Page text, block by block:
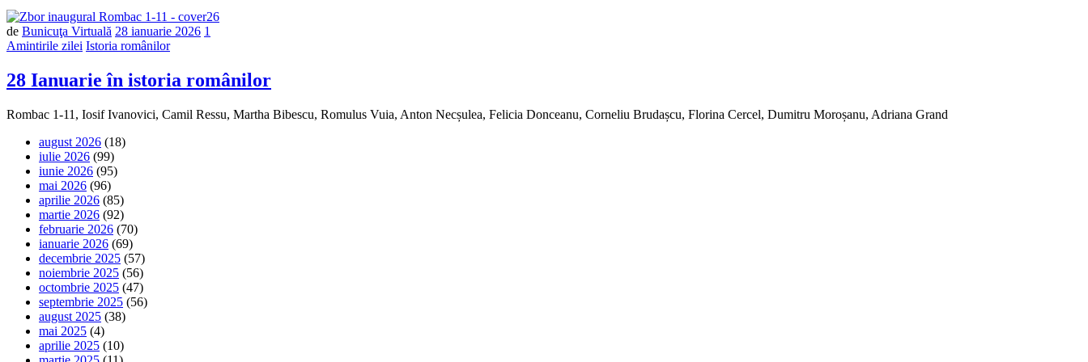
de Bunicuţa Virtuală 28 ianuarie 2026 1
Amintirile zilei Istoria românilor
28 Ianuarie în istoria românilor
Rombac 1-11, Iosif Ivanovici, Camil Ressu, Martha Bibescu, Romulus Vuia, Anton Necșulea, Felicia Donceanu, Corneliu Brudașcu, Florina Cercel, Dumitru Moroșanu, Adriana Grand
august 2026 (18)
iulie 2026 (99)
iunie 2026 (95)
mai 2026 (96)
aprilie 2026 (85)
martie 2026 (92)
februarie 2026 (70)
ianuarie 2026 (69)
decembrie 2025 (57)
noiembrie 2025 (56)
octombrie 2025 (47)
septembrie 2025 (56)
august 2025 (38)
mai 2025 (4)
aprilie 2025 (10)